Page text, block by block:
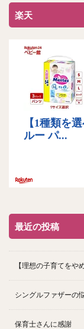
楽天
最近の投稿
【理想の子育てを
シングルファザーの
保育士さんに感謝